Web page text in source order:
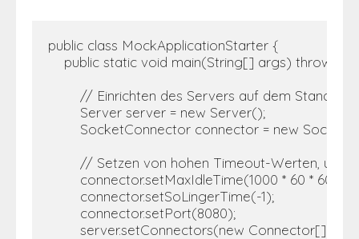
public class MockApplicationStarter {
public static void main(String[] args) throws
// Einrichten des Servers auf dem
        Server server = new Server();
SocketConnector connector = new
// Setzen von hohen Timeout-
connector.setMaxIdleTime(1000 * 60 *
        connector.setSoLingerTime(-1);
        connector.setPort(8080);
server.setConnectors(new Connector[] {